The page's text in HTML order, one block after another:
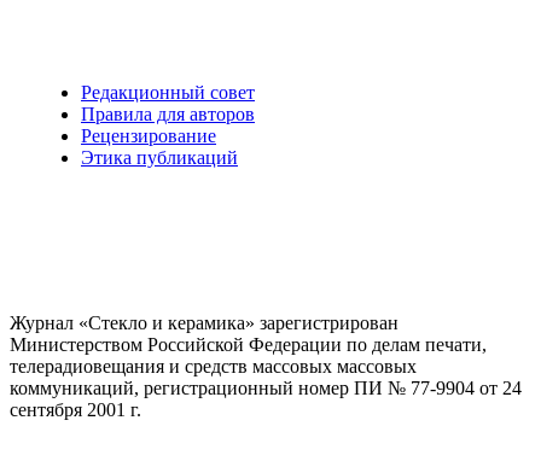
Редакционный совет
Правила для авторов
Рецензирование
Этика публикаций
Журнал «Стекло и керамика» зарегистрирован
Министерством Российской Федерации по делам печати,
телерадиовещания и средств массовых массовых
коммуникаций, регистрационный номер ПИ № 77-9904 от 24
сентября 2001 г.